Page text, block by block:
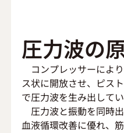
圧力波の
コンプレッサーによ
ス状に開放させ、ピス
で圧力波を生み出してい
圧力波と振動を同時
血液循環改善に優れ、